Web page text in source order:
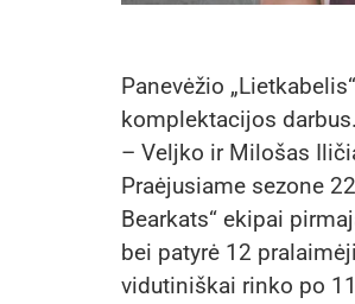
Panevėžio
komplektacijos
– Veljko ir Milošas
Praėjusiame sezone
Bearkats“ ekipai
bei patyrė 12
vidutiniškai rinko po